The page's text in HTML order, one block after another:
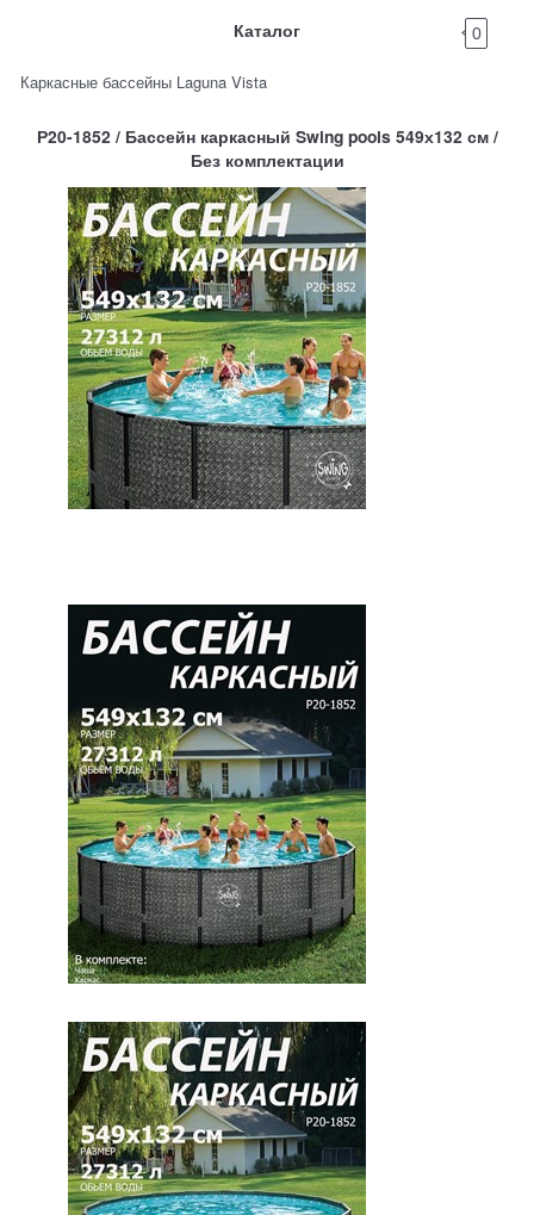
Каталог 0
Каркасные бассейны Laguna Vista
Р20-1852 / Бассейн каркасный Swing pools 549х132 см /
Без комплектации